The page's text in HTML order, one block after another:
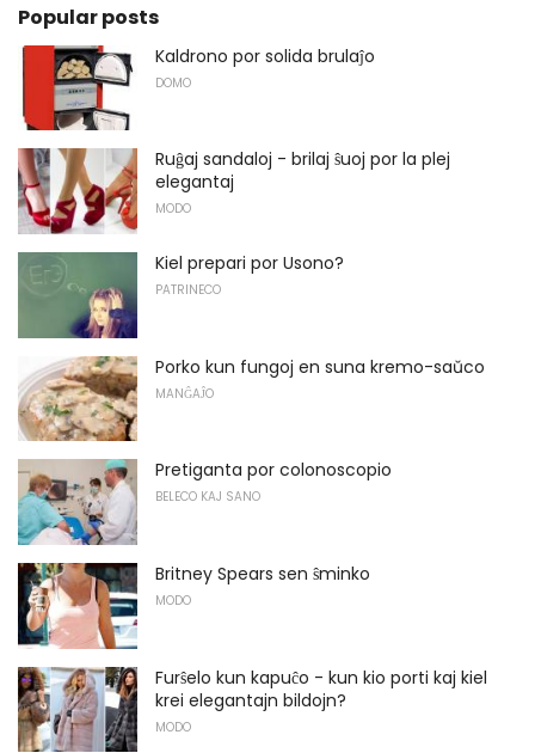
Popular posts
Kaldrono por solida brulaĵo
DOMO
Ruĝaj sandaloj - brilaj ŝuoj por la plej
elegantaj
MODO
Kiel prepari por Usono?
PATRINECO
Porko kun fungoj en suna kremo-saŭco
MANĜAĴO
Pretiganta por colonoscopio
BELECO KAJ SANO
Britney Spears sen ŝminko
MODO
Furŝelo kun kapuĉo - kun kio porti kaj kiel
krei elegantajn bildojn?
MODO